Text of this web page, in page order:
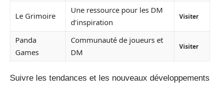
Le Grimoire
Une ressource pour les DM
d’inspiration
Visiter
Panda
Games
Communauté de joueurs et
DM
Visiter
Suivre les tendances et les nouveaux développements